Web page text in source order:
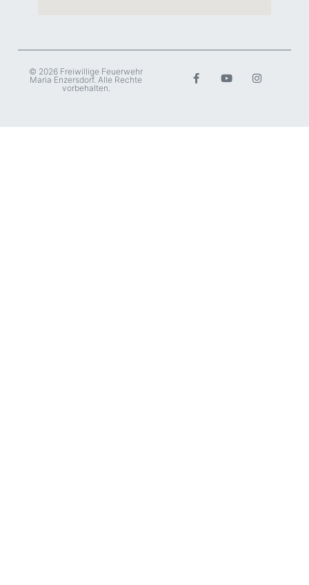
© 2026 Freiwillige Feuerwehr
Maria Enzersdorf. Alle Rechte
vorbehalten.